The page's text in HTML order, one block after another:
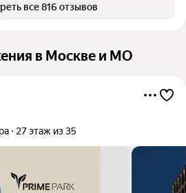
все 816 отзывов
в Москве и МО
27 этаж из 35